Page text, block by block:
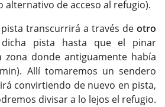
alternativo de acceso al refugio).
transcurrirá a través de otro
dicha pista hasta que el pinar
zona donde antiguamente había
Allí tomaremos un sendero
convirtiendo de nuevo en pista,
divisar a lo lejos el refugio.